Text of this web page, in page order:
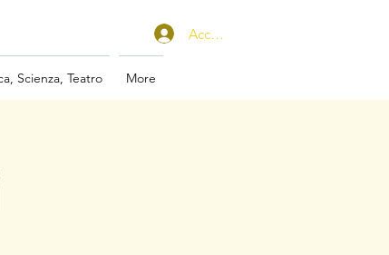
Scienza, Teatro More
Accedi